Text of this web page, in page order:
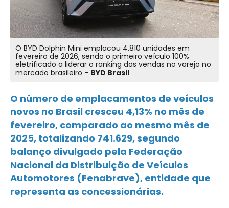
O BYD Dolphin Mini emplacou 4.810 unidades em
fevereiro de 2026, sendo o primeiro veículo 100%
eletrificado a liderar o ranking das vendas no varejo no
mercado brasileiro - BYD Brasil
O número de emplacamentos de veículos
novos no Brasil cresceu 4,13% no mês de
fevereiro, comparado ao mesmo mês de
2025, totalizando 741.629, segundo
balanço divulgado pela Federação
Nacional da Distribuição de Veículos
Automotores (Fenabrave), entidade que
representa as concessionárias.